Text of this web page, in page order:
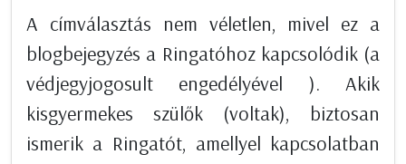
A címválasztás nem véletlen, mivel ez a
blogbejegyzés a Ringatóhoz kapcsolódik (a
védjegyjogosult engedélyével ). Akik
kisgyermekes szülők (voltak), biztosan
ismerik a Ringatót, amellyel kapcsolatban